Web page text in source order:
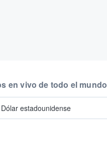
en vivo de todo el mundo
Dólar estadounidense